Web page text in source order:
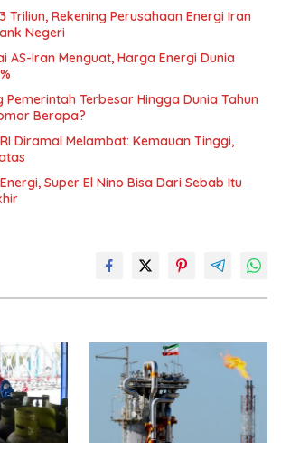
Triliun, Rekening Perusahaan Energi Iran
Negeri
AS-Iran Menguat, Harga Energi Dunia
Pemerintah Terbesar Hingga Dunia Tahun
Berapa?
Diramal Melambat: Kemauan Tinggi,
Super El Nino Bisa Dari Sebab Itu